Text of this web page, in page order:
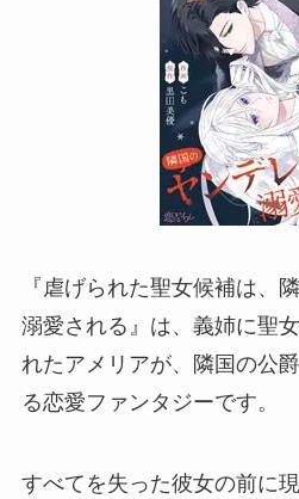
『虐げられた聖女候補は、
溺愛される』は、義姉に聖
れたアメリアが、隣国の公
る恋愛ファンタジーです。
すべてを失った彼女の前に